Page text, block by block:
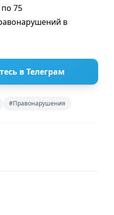
по 75
в
в Телеграм
#Правонарушения